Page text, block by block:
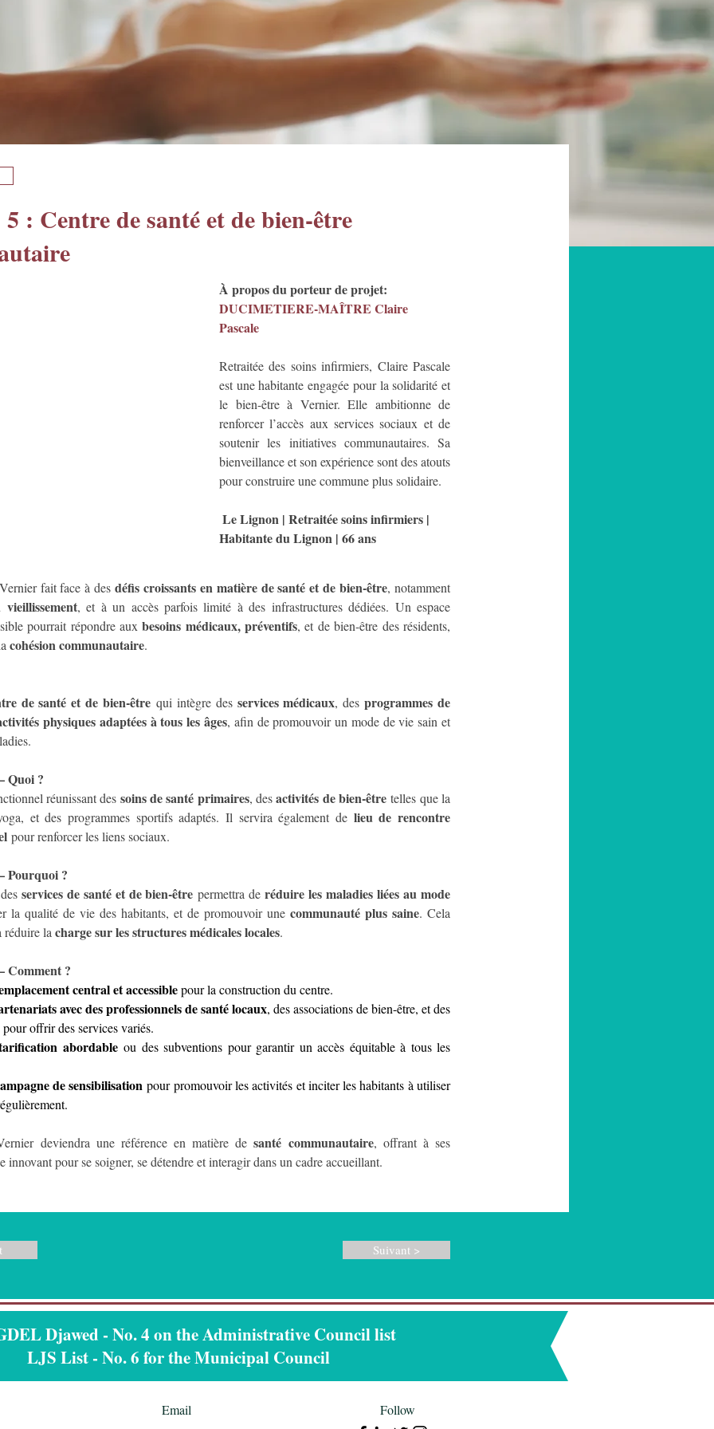
: Centre de santé et de bien-être
À propos du porteur de projet:
DUCIMETIERE-MAÎTRE Claire
Pascale
Retraitée des soins infirmiers, Claire Pascale
est une habitante engagée pour la solidarité et
le bien-être à Vernier. Elle ambitionne de
renforcer l’accès aux services sociaux et de
soutenir les initiatives communautaires. Sa
bienveillance et son expérience sont des atouts
pour construire une commune plus solidaire.
Le Lignon | Retraitée soins infirmiers |
Habitante du Lignon | 66 ans
fait face à des défis croissants en matière de santé et de bien-être, notamment
vieillissement, et à un accès parfois limité à des infrastructures dédiées. Un espace
pourrait répondre aux besoins médicaux, préventifs, et de bien-être des résidents,
cohésion communautaire.
de santé et de bien-être qui intègre des services médicaux, des programmes de
physiques adaptées à tous les âges, afin de promouvoir un mode de vie sain et
Quoi ?
réunissant des soins de santé primaires, des activités de bien-être telles que la
et des programmes sportifs adaptés. Il servira également de lieu de rencontre
pour renforcer les liens sociaux.
Pourquoi ?
services de santé et de bien-être permettra de réduire les maladies liées au mode
la qualité de vie des habitants, et de promouvoir une communauté plus saine. Cela
réduire la charge sur les structures médicales locales.
Comment ?
central et accessible pour la construction du centre.
avec des professionnels de santé locaux, des associations de bien-être, et des
offrir des services variés.
abordable ou des subventions pour garantir un accès équitable à tous les
de sensibilisation pour promouvoir les activités et inciter les habitants à utiliser
deviendra une référence en matière de santé communautaire, offrant à ses
innovant pour se soigner, se détendre et interagir dans un cadre accueillant.
Suivant >
Djawed - No. 4 on the Administrative Council list
LJS List - No. 6 for the Municipal Council
Email Follow